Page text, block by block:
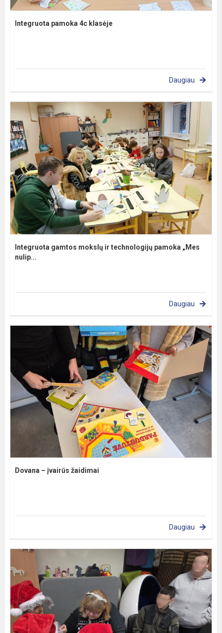
Integruota pamoka 4c klasėje
Daugiau
Integruota gamtos mokslų ir technologijų pamoka „Mes
nulip...
Daugiau
Dovana – įvairūs žaidimai
Daugiau